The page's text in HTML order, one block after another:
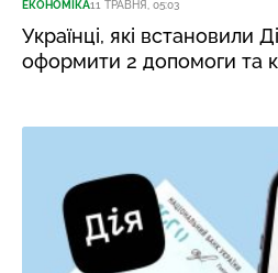
ЕКОНОМІКА11 ТРАВНЯ, 05:03
Українці, які встановили
оформити 2 допомоги та